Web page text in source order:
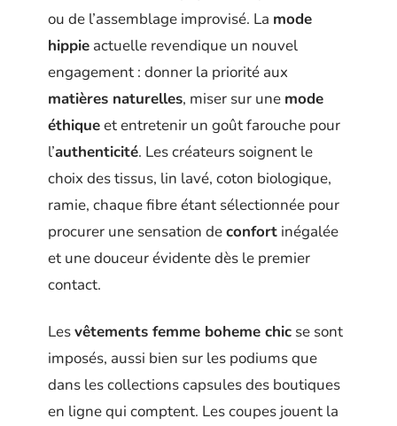
ou de l’assemblage improvisé. La mode
hippie actuelle revendique un nouvel
engagement : donner la priorité aux
matières naturelles, miser sur une mode
éthiqueet entretenir un goût farouche pour
l’authenticité. Les créateurs soignent le
choix des tissus, lin lavé, coton biologique,
ramie, chaque fibre étant sélectionnée pour
procurer une sensation deconfort inégalée
et une douceur évidente dès le premier
contact.
Lesvêtements femme boheme chic se sont
imposés, aussi bien sur les podiums que
dans les collections capsules des boutiques
en ligne qui comptent. Les coupes jouent la